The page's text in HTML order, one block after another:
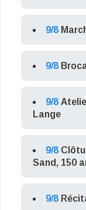
9/8
9/8
9/8
Lange
9/8
Sand, 150
9/8